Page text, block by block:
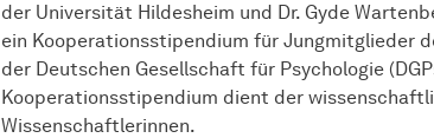
der Universität Hildesheim und Dr. Gyde
ein Kooperationsstipendium für Jungmitglieder
der Deutschen Gesellschaft für Psychologie
Kooperationsstipendium dient der
Wissenschaftlerinnen.